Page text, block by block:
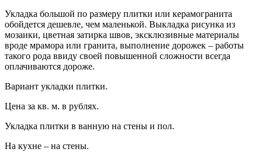
Укладка большой по размеру плитки или керамогранита
обойдется дешевле, чем маленькой. Выкладка рисунка из
мозаики, цветная затирка швов, эксклюзивные материалы
вроде мрамора или гранита, выполнение дорожек – работы
такого рода ввиду своей повышенной сложности всегда
оплачиваются дороже.
Вариант укладки плитки.
Цена за кв. м. в рублях.
Укладка плитки в ванную на стены и пол.
На кухне – на стены.